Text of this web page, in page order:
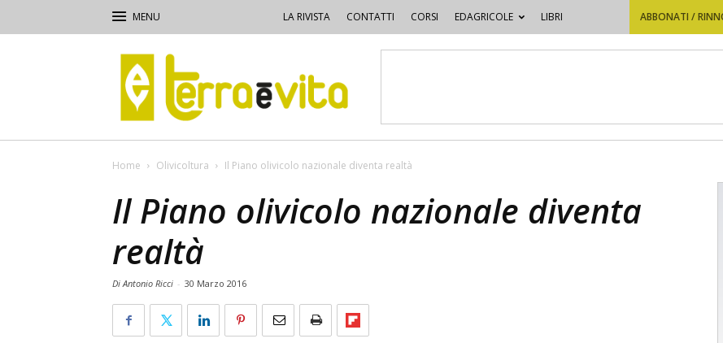
LA RIVISTA CONTATTI CORSI EDAGRICOLE LIBRI ABBONATI /
Terra
e
Vita
Home Olivicoltura Il Piano olivicolo nazionale diventa realtà
Il Piano olivicolo nazionale diventa
realtà
Di Antonio Ricci - 30 Marzo 2016